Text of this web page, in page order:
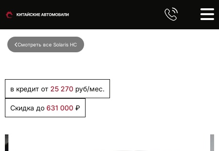
Смотреть все Solaris HC
в кредит от 25 270 руб/мес.
Скидка до 631 000 ₽